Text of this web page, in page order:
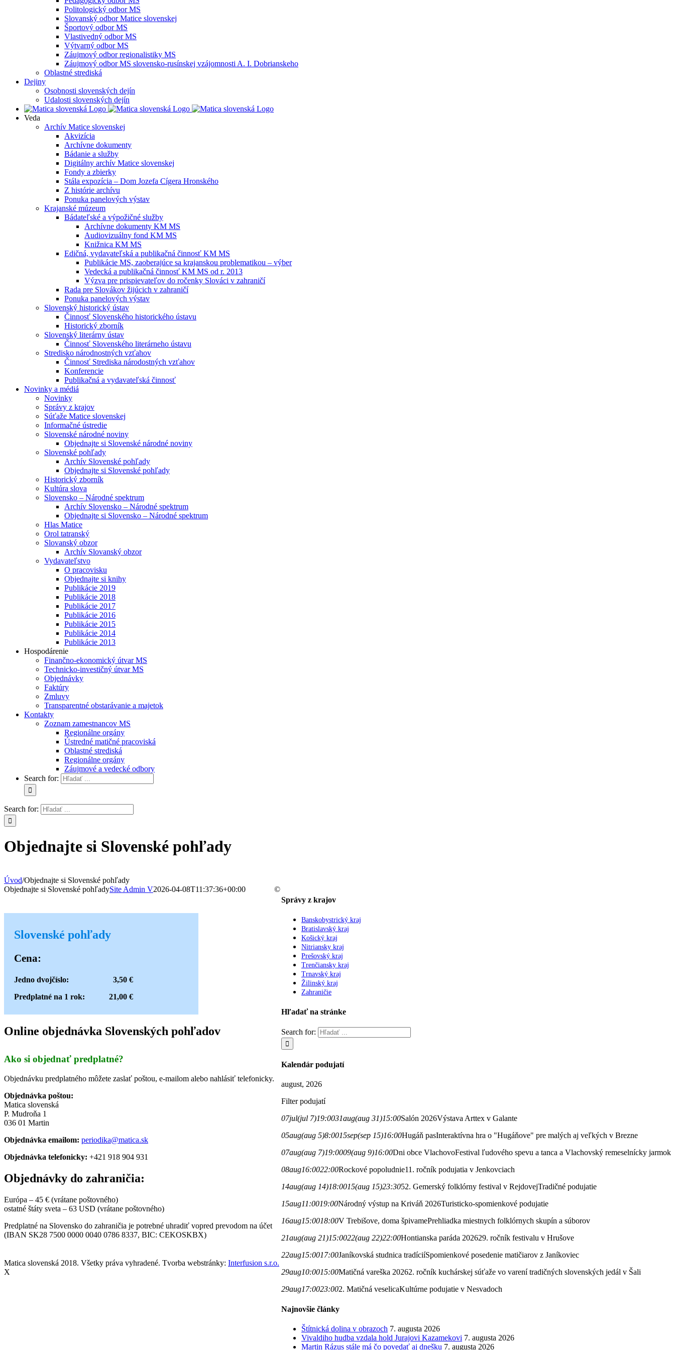
Politologický odbor MS
Slovanský odbor Matice slovenskej
Športový odbor MS
Vlastivedný odbor MS
Výtvarný odbor MS
Záujmový odbor regionalistiky MS
Záujmový odbor MS slovensko-rusínskej vzájomnosti A. I. Dobrianskeho
Oblastné strediská
Dejiny
Osobnosti slovenských dejín
Udalosti slovenských dejín
Veda
Archív Matice slovenskej
Akvizícia
Archívne dokumenty
Bádanie a služby
Digitálny archív Matice slovenskej
Fondy a zbierky
Stála expozícia – Dom Jozefa Cígera Hronského
Z histórie archívu
Ponuka panelových výstav
Krajanské múzeum
Bádateľské a výpožičné služby
Archívne dokumenty KM MS
Audiovizuálny fond KM MS
Knižnica KM MS
Edičná, vydavateľská a publikačná činnosť KM MS
Publikácie MS, zaoberajúce sa krajanskou problematikou – výber
Vedecká a publikačná činnosť KM MS od r. 2013
Výzva pre prispievateľov do ročenky Slováci v zahraničí
Rada pre Slovákov žijúcich v zahraničí
Ponuka panelových výstav
Slovenský historický ústav
Činnosť Slovenského historického ústavu
Historický zborník
Slovenský literárny ústav
Činnosť Slovenského literárneho ústavu
Stredisko národnostných vzťahov
Činnosť Strediska národostných vzťahov
Konferencie
Publikačná a vydavateľská činnosť
Novinky a médiá
Novinky
Správy z krajov
Súťaže Matice slovenskej
Informačné ústredie
Slovenské národné noviny
Objednajte si Slovenské národné noviny
Slovenské pohľady
Archív Slovenské pohľady
Objednajte si Slovenské pohľady
Historický zborník
Kultúra slova
Slovensko – Národné spektrum
Archív Slovensko – Národné spektrum
Objednajte si Slovensko – Národné spektrum
Hlas Matice
Orol tatranský
Slovanský obzor
Archív Slovanský obzor
Vydavateľstvo
O pracovisku
Objednajte si knihy
Publikácie 2019
Publikácie 2018
Publikácie 2017
Publikácie 2016
Publikácie 2015
Publikácie 2014
Publikácie 2013
Hospodárenie
Finančno-ekonomický útvar MS
Technicko-investičný útvar MS
Objednávky
Faktúry
Zmluvy
Transparentné obstarávanie a majetok
Kontakty
Zoznam zamestnancov MS
Regionálne orgány
Ústredné matičné pracoviská
Oblastné strediská
Regionálne orgány
Záujmové a vedecké odbory
Search for:
Search for:
Objednajte si Slovenské pohľady
Úvod/Objednajte si Slovenské pohľady
Objednajte si Slovenské pohľadySite Admin V2026-04-08T11:37:36+00:00
Slovenské pohľady
Cena:
Jedno dvojčíslo: 3,50 €
Predplatné na 1 rok: 21,00 €
Online objednávka Slovenských pohľadov
Ako si objednať predplatné?
Objednávku predplatného môžete zaslať poštou, e-mailom alebo nahlásiť telefonicky.
Objednávka poštou:
Matica slovenská
P. Mudroňa 1
036 01 Martin
Objednávka emailom: periodika@matica.sk
Objednávka telefonicky: +421 918 904 931
Objednávky do zahraničia:
Európa – 45 € (vrátane poštovného)
ostatné štáty sveta – 63 USD (vrátane poštovného)
Predplatné na Slovensko do zahraničia je potrebné uhradiť vopred prevodom na účet
(IBAN SK28 7500 0000 0040 0786 8337, BIC: CEKOSKBX)
Správy z krajov
Banskobystrický kraj
Bratislavský kraj
Košický kraj
Nitriansky kraj
Prešovský kraj
Trenčiansky kraj
Trnavský kraj
Žilinský kraj
Zahraničie
Hľadať na stránke
Search for:
Kalendár podujatí
august, 2026
Filter podujatí
07jul(jul 7)19:0031aug(aug 31)15:00Salón 2026Výstava Arttex v Galante
05aug(aug 5)8:0015sep(sep 15)16:00Hugáň pasInteraktívna hra o "Hugáňove" pre malých aj veľkých v Brezne
07aug(aug 7)19:0009(aug 9)16:00Dni obce VlachovoFestival ľudového spevu a tanca a Vlachovský remeselnícky jarmok
08aug16:0022:00Rockové popoludnie11. ročník podujatia v Jenkovciach
14aug(aug 14)18:0015(aug 15)23:3052. Gemerský folklórny festival v RejdovejTradičné podujatie
15aug11:0019:00Národný výstup na Kriváň 2026Turisticko-spomienkové podujatie
16aug15:0018:00V Trebišove, doma špivamePrehliadka miestnych folklórnych skupín a súborov
21aug(aug 21)15:0022(aug 22)22:00Hontianska paráda 202629. ročník festivalu v Hrušove
22aug15:0017:00Janíkovská studnica tradíciíSpomienkové posedenie matičiarov z Janíkoviec
29aug10:0015:00Matičná vareška 20262. ročník kuchárskej súťaže vo varení tradičných slovenských jedál v Šali
29aug17:0023:002. Matičná veselicaKultúrne podujatie v Nesvadoch
Najnovšie články
Štítnická dolina v obrazoch 7. augusta 2026
Vivaldiho hudba vzdala hold Jurajovi Kazamekovi 7. augusta 2026
Martin Rázus stále má čo povedať aj dnešku 7. augusta 2026
©
Matica slovenská 2018. Všetky práva vyhradené. Tvorba webstránky: Interfusion s.r.o.
X